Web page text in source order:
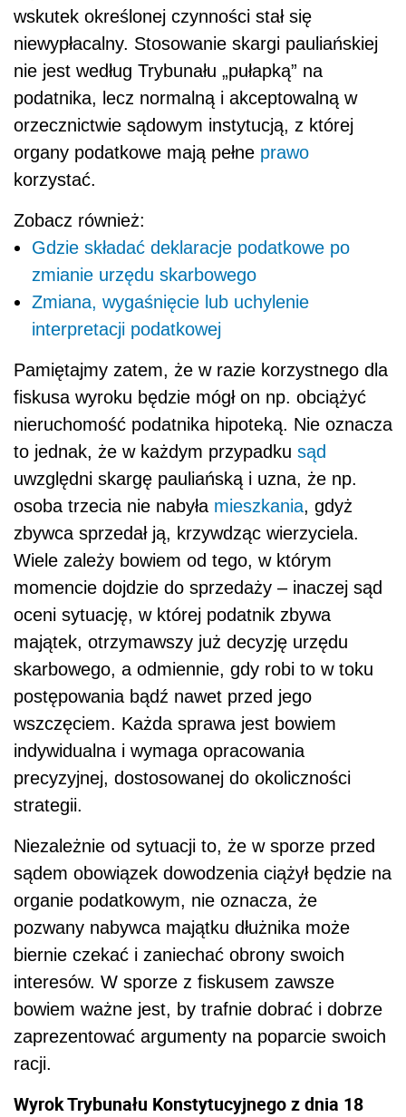
wskutek określonej czynności stał się
niewypłacalny. Stosowanie skargi pauliańskiej
nie jest według Trybunału „pułapką” na
podatnika, lecz normalną i akceptowalną w
orzecznictwie sądowym instytucją, z której
organy podatkowe mają pełne prawo
korzystać.
Zobacz również:
Gdzie składać deklaracje podatkowe po
zmianie urzędu skarbowego
Zmiana, wygaśnięcie lub uchylenie
interpretacji podatkowej
Pamiętajmy zatem, że w razie korzystnego dla
fiskusa wyroku będzie mógł on np. obciążyć
nieruchomość podatnika hipoteką. Nie oznacza
to jednak, że w każdym przypadku sąd
uwzględni skargę pauliańską i uzna, że np.
osoba trzecia nie nabyła mieszkania, gdyż
zbywca sprzedał ją, krzywdząc wierzyciela.
Wiele zależy bowiem od tego, w którym
momencie dojdzie do sprzedaży – inaczej sąd
oceni sytuację, w której podatnik zbywa
majątek, otrzymawszy już decyzję urzędu
skarbowego, a odmiennie, gdy robi to w toku
postępowania bądź nawet przed jego
wszczęciem. Każda sprawa jest bowiem
indywidualna i wymaga opracowania
precyzyjnej, dostosowanej do okoliczności
strategii.
Niezależnie od sytuacji to, że w sporze przed
sądem obowiązek dowodzenia ciążył będzie na
organie podatkowym, nie oznacza, że
pozwany nabywca majątku dłużnika może
biernie czekać i zaniechać obrony swoich
interesów. W sporze z fiskusem zawsze
bowiem ważne jest, by trafnie dobrać i dobrze
zaprezentować argumenty na poparcie swoich
racji.
Wyrok Trybunału Konstytucyjnego z dnia 18